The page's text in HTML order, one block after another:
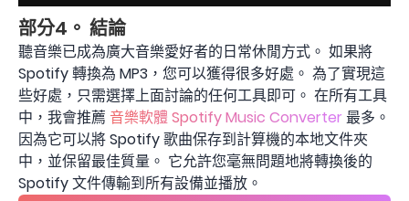
部分4。 結論
聽音樂已成為廣大音樂愛好者的日常休閒方式。 如果將
Spotify 轉換為 MP3，您可以獲得很多好處。 為了實現這
些好處，只需選擇上面討論的任何工具即可。 在所有工具
中，我會推薦 音樂軟體 Spotify Music Converter 最多。
因為它可以將 Spotify 歌曲保存到計算機的本地文件夾
中，並保留最佳質量。 它允許您毫無問題地將轉換後的
Spotify 文件傳輸到所有設備並播放。